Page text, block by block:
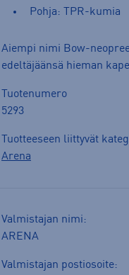
Pohja: TPR-kumia
Aiempi nimi Bow-
edeltäjäänsä hieman
Tuotenumero
5293
Tuotteeseen liittyvät
Arena
Valmistajan nimi:
ARENA
Valmistajan postiosoite: